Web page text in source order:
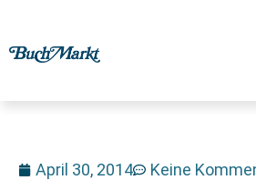
April 30, 2014 Keine